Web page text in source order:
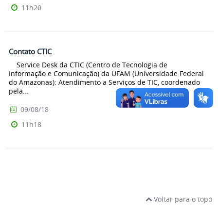
11h20
Contato CTIC
Service Desk da CTIC (Centro de Tecnologia de
Informação e Comunicação) da UFAM (Universidade Federal
do Amazonas): Atendimento a Serviços de TIC, coordenado
pela...
09/08/18
11h18
Voltar para o topo